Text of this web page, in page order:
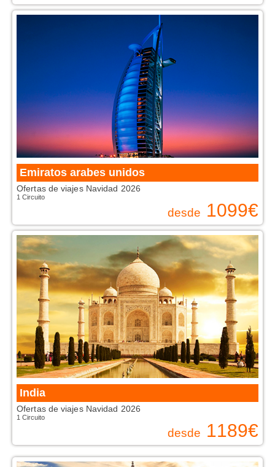
Emiratos arabes unidos
Ofertas de viajes Navidad 2026
1 Circuito
desde 1099€
India
Ofertas de viajes Navidad 2026
1 Circuito
desde 1189€